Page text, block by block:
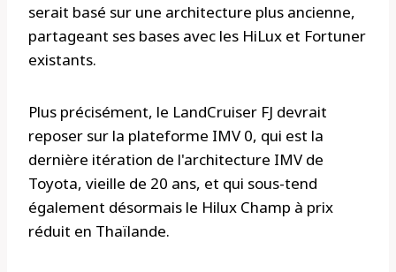
serait basé sur une architecture plus ancienne,
partageant ses bases avec les HiLux et Fortuner
existants.
Plus précisément, le LandCruiser FJ devrait
reposer sur la plateforme IMV 0, qui est la
dernière itération de l'architecture IMV de
Toyota, vieille de 20 ans, et qui sous-tend
également désormais le Hilux Champ à prix
réduit en Thaïlande.